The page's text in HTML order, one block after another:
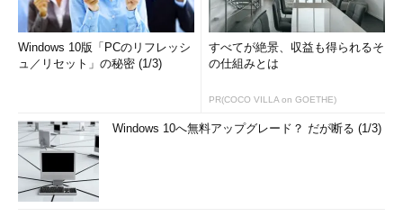
Windows 10版「PCのリフレッシ
ュ／リセット」の秘密 (1/3)
すべてが絶景、収益も得られるそ
の仕組みとは
PR(COCO VILLA on GOETHE)
Windows 10へ無料アップグレード？ だが断る (1/3)